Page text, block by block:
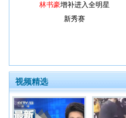
林书豪增补进入全明星
新秀赛
视频精选